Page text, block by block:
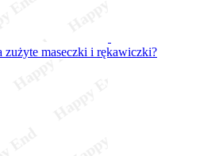
zużyte maseczki i rękawiczki?